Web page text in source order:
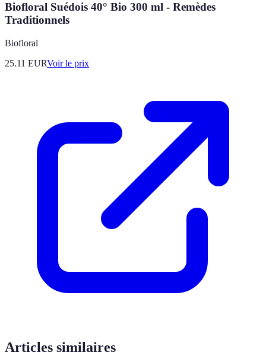
Biofloral Suédois 40° Bio 300 ml - Remèdes
Traditionnels
Biofloral
25.11 EURVoir le prix
Articles similaires